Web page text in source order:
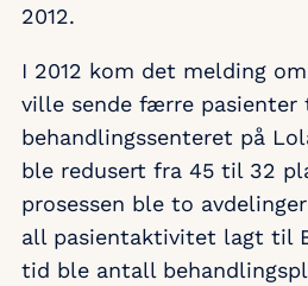
2012.
I 2012 kom det melding
ville sende færre pasienter
behandlingssenteret på
ble redusert fra 45 til 32
prosessen ble to
all pasientaktivitet lagt til
tid ble antall